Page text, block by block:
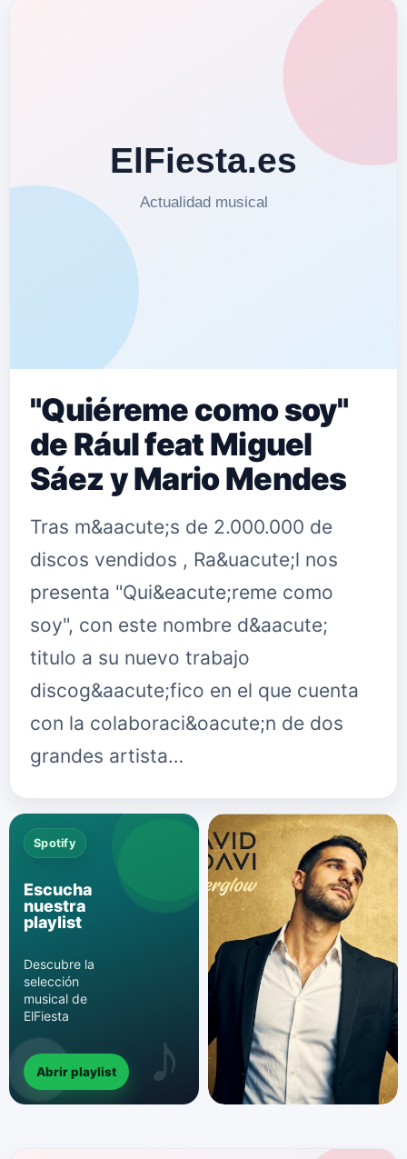
"Quiéreme como soy"
de Rául feat Miguel
Sáez y Mario Mendes
Tras m&aacute;s de 2.000.000 de
discos vendidos , Ra&uacute;l nos
presenta "Qui&eacute;reme como
soy", con este nombre d&aacute;
titulo a su nuevo trabajo
discog&aacute;fico en el que cuenta
con la colaboraci&oacute;n de dos
grandes artista…
Spotify
Escucha
nuestra
playlist
Descubre la
selección
musical de
ElFiesta
Abrir playlist